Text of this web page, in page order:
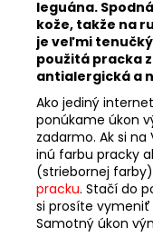
leguána.
kože, takže na
je veľmi
použitá pracka
antialergická a
Ako jediný
ponúkame úkon
zadarmo. Ak si
inú farbu pracky
(striebornej
pracku. Stačí do
si prosíte
Samotný úkon